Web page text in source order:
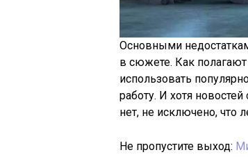
Основными
в сюжете. Как
использовать
работу. И хотя
нет, не исключено, что
Не пропустите выход: